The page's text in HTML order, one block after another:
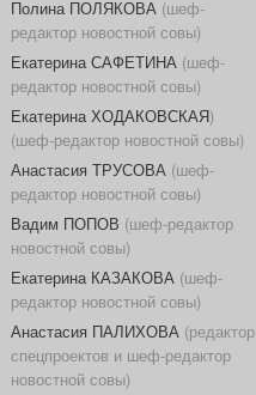
Полина ПОЛЯКОВА(шеф-
редактор новостной совы)
Екатерина САФЕТИНА(шеф-
редактор новостной совы)
Екатерина ХОДАКОВСКАЯ)
(шеф-редактор новостной совы)
Анастасия ТРУСОВА(шеф-
редактор новостной совы)
Вадим ПОПОВ (шеф-редактор
новостной совы)
Екатерина КАЗАКОВА(шеф-
редактор новостной совы)
Анастасия ПАЛИХОВА(редактор
спецпроектов и шеф-редактор
новостной совы)